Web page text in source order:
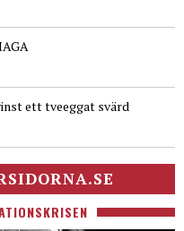
ett tveeggat svärd